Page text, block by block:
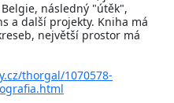
následný "útěk",
a další projekty. Kniha má
největší prostor má
thorgal/1070578-